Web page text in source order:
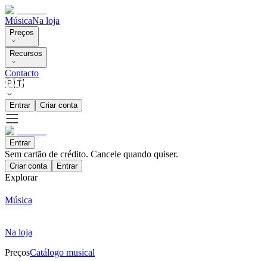
MúsicaNa loja
Preços
Recursos
Contacto
🇵🇹
Entrar Criar conta
Entrar
Sem cartão de crédito. Cancele quando quiser.
Criar conta Entrar
Explorar
Música
Na loja
PreçosCatálogo musical